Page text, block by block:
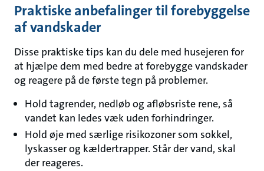
Praktiske anbefalinger til forebyggelse
af vandskader
Disse praktiske tips kan du dele med husejeren for
at hjælpe dem med bedre at forebygge vandskader
og reagere på de første tegn på problemer.
Hold tagrender, nedløb og afløbsriste rene, så
vandet kan ledes væk uden forhindringer.
Hold øje med særlige risikozoner som sokkel,
lyskasser og kældertrapper. Står der vand, skal
der reageres.